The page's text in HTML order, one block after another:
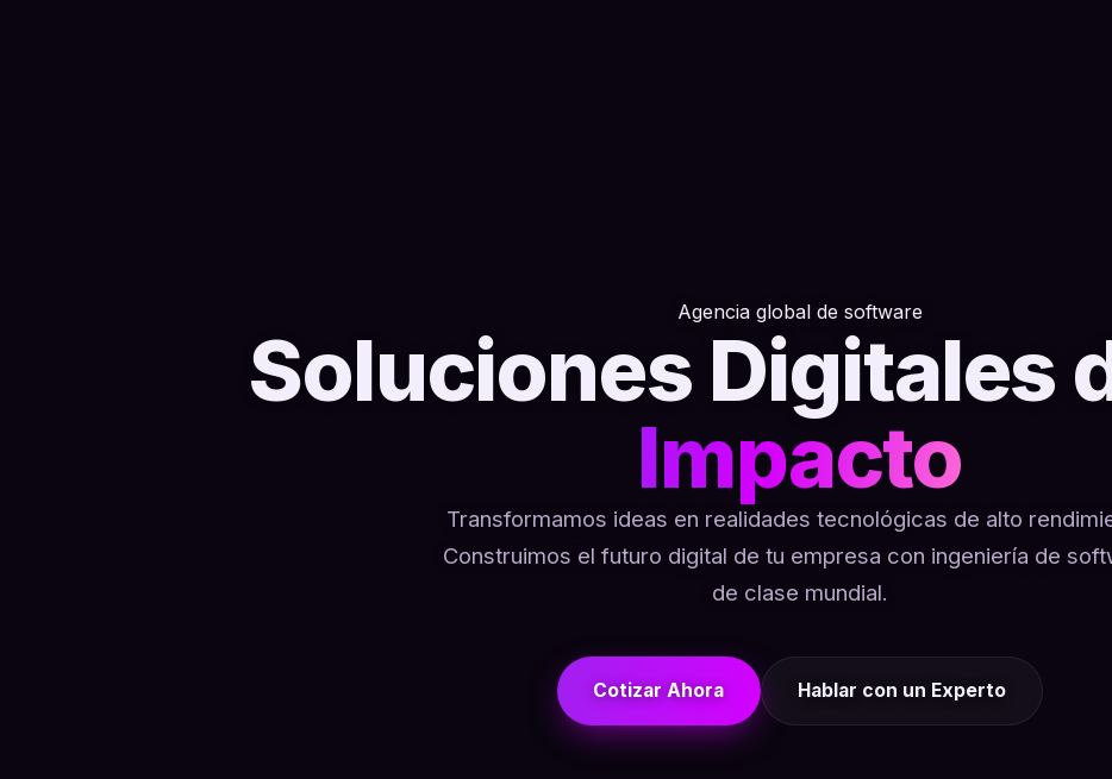
Agencia global de software
Soluciones Digitales
Impacto
Transformamos ideas en realidades tecnológicas de alto
Construimos el futuro digital de tu empresa con ingeniería de
de clase mundial.
Cotizar Ahora Hablar con un Experto